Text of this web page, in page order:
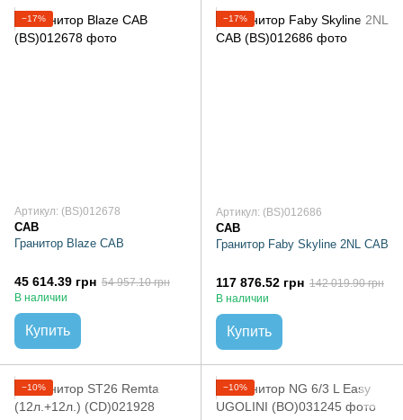
−17%
Артикул: (BS)012678
CAB
Гранитор Blaze CAB
45 614.39 грн 54 957.10 грн
В наличии
Купить
−17%
Артикул: (BS)012686
CAB
Гранитор Faby Skyline 2NL CAB
117 876.52 грн 142 019.90 грн
В наличии
Купить
−10% −10%